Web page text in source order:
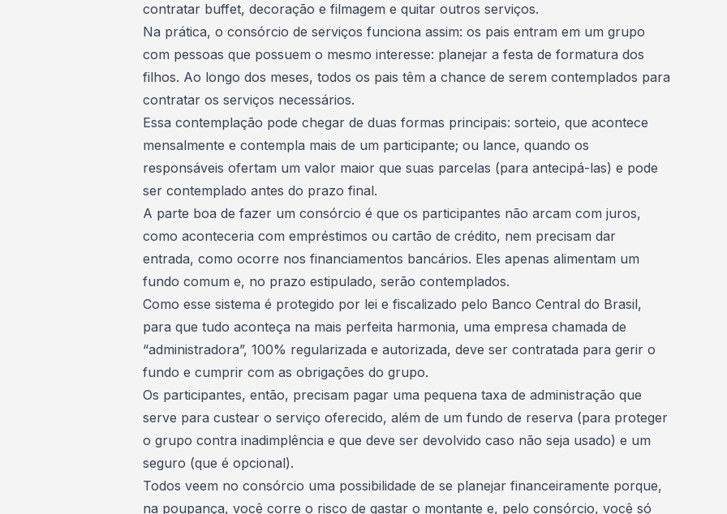
contratar buffet, decoração e filmagem e quitar outros serviços.
Na prática, o consórcio de serviços funciona assim: os pais entram em um grupo
com pessoas que possuem o mesmo interesse: planejar a festa de formatura dos
filhos. Ao longo dos meses, todos os pais têm a chance de serem contemplados para
contratar os serviços necessários.
Essa contemplação pode chegar de duas formas principais: sorteio, que acontece
mensalmente e contempla mais de um participante; ou lance, quando os
responsáveis ofertam um valor maior que suas parcelas (para antecipá-las) e pode
ser contemplado antes do prazo final.
A parte boa de fazer um consórcio é que os participantes não arcam com juros,
como aconteceria com empréstimos ou cartão de crédito, nem precisam dar
entrada, como ocorre nos financiamentos bancários. Eles apenas alimentam um
fundo comum e, no prazo estipulado, serão contemplados.
Como esse sistema é protegido por lei e fiscalizado pelo Banco Central do Brasil,
para que tudo aconteça na mais perfeita harmonia, uma empresa chamada de
“administradora”, 100% regularizada e autorizada, deve ser contratada para gerir o
fundo e cumprir com as obrigações do grupo.
Os participantes, então, precisam pagar uma pequena taxa de administração que
serve para custear o serviço oferecido, além de um fundo de reserva (para proteger
o grupo contra inadimplência e que deve ser devolvido caso não seja usado) e um
seguro (que é opcional).
Todos veem no consórcio uma possibilidade de se planejar financeiramente porque,
na poupança, você corre o risco de gastar o montante e, pelo consórcio, você só